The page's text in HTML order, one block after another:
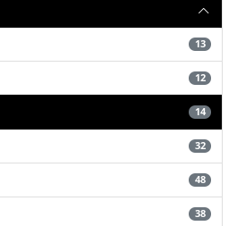
13
12
14
32
48
38